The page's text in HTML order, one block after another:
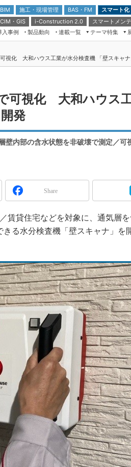
BIM 施工・現場管理 BAS・FM
スマート
CIM・GIS i-Construction 2.0
スマートメン
入事例 製品動向 連載一覧
テーマ特集
ンがもたらす建設業界の“ゲー
ンジ” Ver.2.0
時代のスマートビル
ARが描くモノづくりのミライ
第8回 国際 建設・測量展
築・土木・不動産の先端技術展－
Japan Drone 2023
メンテナンス・レジリエンスOSAKA
IGAS2018
視化 大和ハウス工業が水分検査機 「壁スキャ
可視化 大和ハウス
発
壁内部の含水状態を非破壊で測定／可
Share
賃貸住宅などを対象に、通気層
る水分検査機「壁スキャナ」を